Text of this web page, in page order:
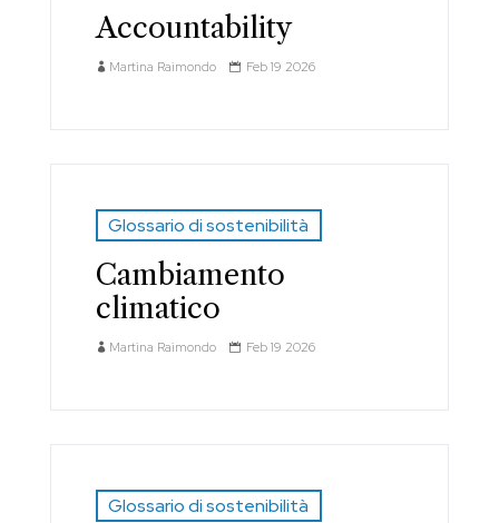
Accountability
Martina Raimondo Feb 19 2026
Glossario di sostenibilità
Cambiamento
climatico
Martina Raimondo Feb 19 2026
Glossario di sostenibilità